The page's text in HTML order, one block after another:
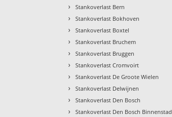
› Stankoverlast Bern
› Stankoverlast Bokhoven
› Stankoverlast Boxtel
› Stankoverlast Bruchem
› Stankoverlast Bruggen
› Stankoverlast Cromvoirt
› Stankoverlast De Groote Wielen
› Stankoverlast Delwijnen
› Stankoverlast Den Bosch
› Stankoverlast Den Bosch Binnenstad